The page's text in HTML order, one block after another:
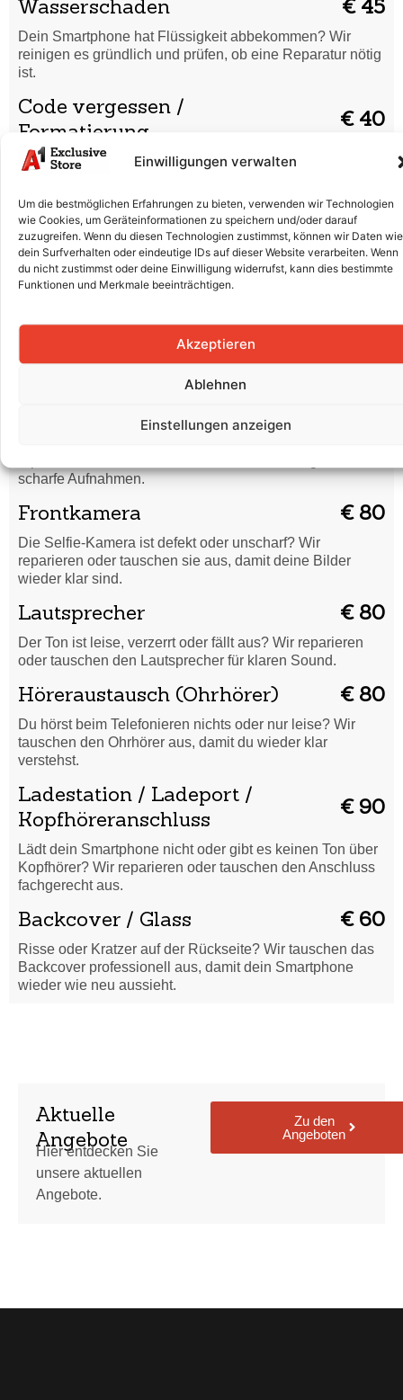
Einwilligungen verwalten
Um die bestmöglichen Erfahrungen zu bieten, verwenden wir Technologien
wie Cookies, um Geräteinformationen zu speichern und/oder darauf
zuzugreifen. Wenn du diesen Technologien zustimmst, können wir Daten wie
dein Surfverhalten oder eindeutige IDs auf dieser Website verarbeiten. Wenn
du nicht zustimmst oder deine Einwilligung widerrufst, kann dies bestimmte
Funktionen und Merkmale beeinträchtigen.
Akzeptieren
Ablehnen
Einstellungen anzeigen
Wasserschaden € 45
Dein Smartphone hat Flüssigkeit abbekommen? Wir
reinigen es gründlich und prüfen, ob eine Reparatur nötig
ist.
Code vergessen /
Formatierung
€ 40
Du hast deinen Entsperrcode vergessen oder dein
zurück und bringen es wieder in Ordnung.
Displaytausch (Glas & LCD) € 160
Risse, Kratzer oder ein defektes Display? Wir tauschen
Glas und LCD professionell aus, damit dein Smartphone
Batterieaustausch € 80
Der Akku entlädt sich schnell oder lädt nicht mehr richtig?
Wir ersetzen die Batterie fachgerecht für volle Leistung.
scharfe Aufnahmen.
Frontkamera € 80
Die Selfie-Kamera ist defekt oder unscharf? Wir
reparieren oder tauschen sie aus, damit deine Bilder
wieder klar sind.
Lautsprecher € 80
Der Ton ist leise, verzerrt oder fällt aus? Wir reparieren
oder tauschen den Lautsprecher für klaren Sound.
Höreraustausch (Ohrhörer) € 80
Du hörst beim Telefonieren nichts oder nur leise? Wir
tauschen den Ohrhörer aus, damit du wieder klar
verstehst.
Ladestation / Ladeport /
Kopfhöreranschluss
€ 90
Lädt dein Smartphone nicht oder gibt es keinen Ton über
Kopfhörer? Wir reparieren oder tauschen den Anschluss
fachgerecht aus.
Backcover / Glass € 60
Risse oder Kratzer auf der Rückseite? Wir tauschen das
Backcover professionell aus, damit dein Smartphone
wieder wie neu aussieht.
Aktuelle
Angebote
Hier entdecken Sie
unsere aktuellen
Angebote.
Zu den
Angeboten